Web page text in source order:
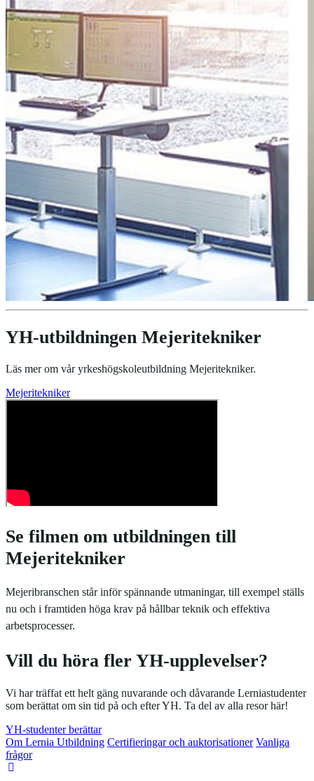
YH-utbildningen Mejeritekniker
Läs mer om vår yrkeshögskoleutbildning Mejeritekniker.
Mejeritekniker
Se filmen om utbildningen till
Mejeritekniker
Mejeribranschen står inför spännande utmaningar, till exempel ställs
nu och i framtiden höga krav på hållbar teknik och effektiva
arbetsprocesser.
Vill du höra fler YH-upplevelser?
Vi har träffat ett helt gäng nuvarande och dåvarande Lerniastudenter
som berättat om sin tid på och efter YH. Ta del av alla resor här!
YH-studenter berättar
Om Lernia Utbildning Certifieringar och auktorisationer Vanliga
frågor